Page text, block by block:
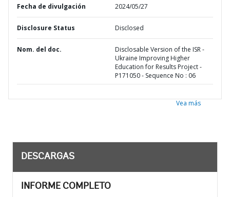
Fecha de divulgación 2024/05/27
Disclosure Status Disclosed
Nom. del doc.
Disclosable Version of the ISR -
Ukraine Improving Higher
Education for Results Project -
P171050 - Sequence No : 06
Vea más
DESCARGAS
INFORME COMPLETO